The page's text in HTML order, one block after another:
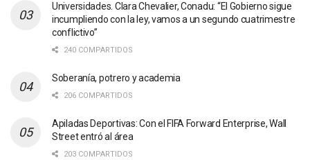
Universidades. Clara Chevalier, Conadu: “El Gobierno sigue
incumpliendo con la ley, vamos a un segundo cuatrimestre
conflictivo”
240 COMPARTIDOS
Soberanía, potrero y academia
206 COMPARTIDOS
Apiladas Deportivas: Con el FIFA Forward Enterprise, Wall
Street entró al área
203 COMPARTIDOS